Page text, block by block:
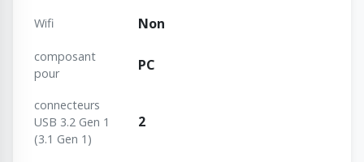
Wifi Non
composant
pour
PC
connecteurs
USB 3.2 Gen 1
(3.1 Gen 1)
2